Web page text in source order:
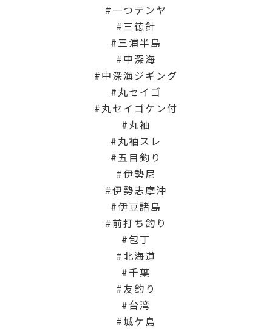
一つテンヤ
三徳針
三浦半島
中深海
中深海ジギング
丸セイゴ
丸セイゴケン付
丸袖
丸袖スレ
五目釣り
伊勢尼
伊勢志摩沖
伊豆諸島
前打ち釣り
包丁
北海道
千葉
友釣り
台湾
城ケ島